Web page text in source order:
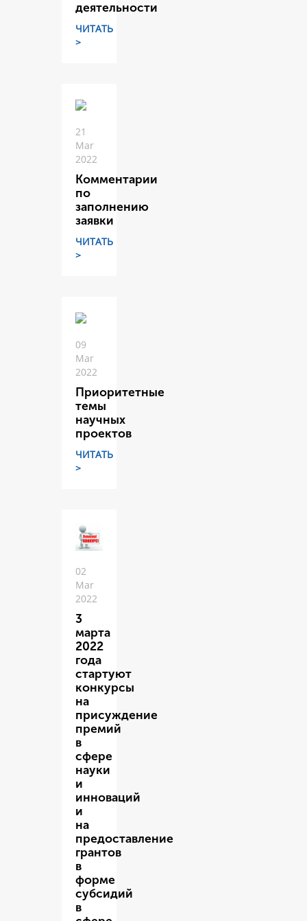
деятельности
ЧИТАТЬ
>
21
Mar
2022
Комментарии
по
заполнению
заявки
ЧИТАТЬ
>
09
Mar
2022
Приоритетные
темы
научных
проектов
ЧИТАТЬ
>
02
Mar
2022
3
марта
2022
года
стартуют
конкурсы
на
присуждение
премий
в
сфере
науки
и
инноваций
и
на
предоставление
грантов
в
форме
субсидий
в